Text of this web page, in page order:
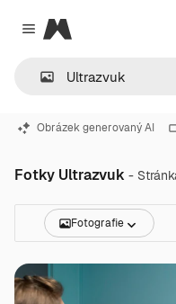
Close menu
Magnific
Obrázek generovaný AI
Fotky Ultrazvuk -
Fotografie